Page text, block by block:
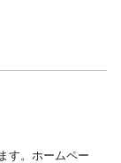
す。ホームペー